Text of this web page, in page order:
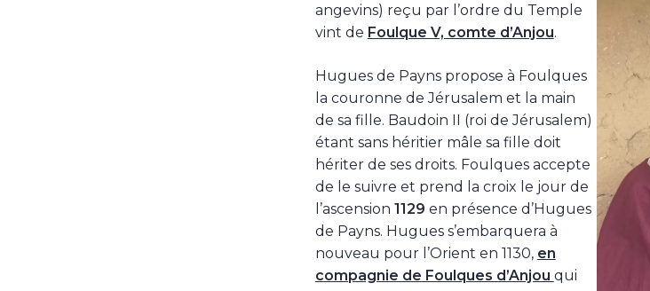
angevins) reçu par l’ordre du Temple
vint de Foulque V, comte d’Anjou.
Hugues de Payns propose à Foulques
la couronne de Jérusalem et la main
de sa fille. Baudoin II (roi de Jérusalem)
étant sans héritier mâle sa fille doit
hériter de ses droits. Foulques accepte
de le suivre et prend la croix le jour de
l’ascension 1129 en présence d’Hugues
de Payns. Hugues s’embarquera à
nouveau pour l’Orient en 1130, en
compagnie de Foulques d’Anjou qui